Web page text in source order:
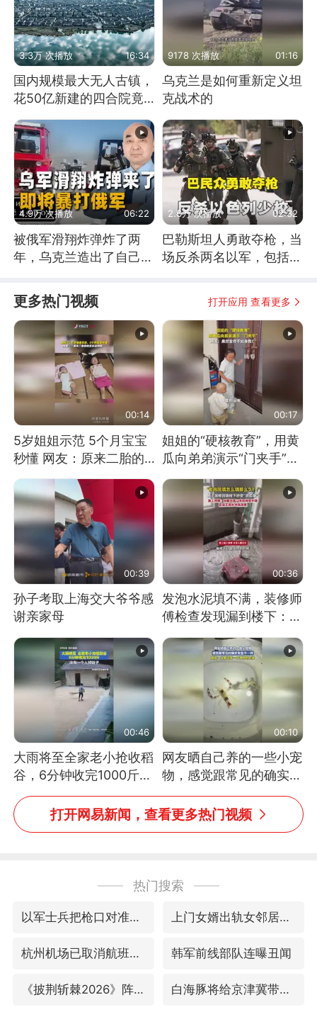
3.3万 次播放 16:34
国内规模最大无人古镇，
花50亿新建的四合院竟
9178 次播放 01:16
乌克兰是如何重新定义坦
克战术的
4.9万 次播放 06:22
被俄军滑翔炸弹炸了两
年，乌克兰造出了自己
2.6万 次播放 02:32
巴勒斯坦人勇敢夺枪，当
场反杀两名以军，包括一
更多热门视频 打开应用 查看更多
00:14
5岁姐姐示范 5个月宝宝
秒懂 网友：原来二胎的
快乐长这样
00:17
姐姐的“硬核教育”，用黄
瓜向弟弟演示“门夹手”，
网友：果然言传不如身
教！
00:39
孙子考取上海交大爷爷感
谢亲家母
00:36
发泡水泥填不满，装修师
傅检查发现漏到楼下：出
风口未延伸到外墙
00:46
大雨将至全家老小抢收稻
谷，6分钟收完1000斤，
没有一个人掉链子
00:10
网友晒自己养的一些小宠
物，感觉跟常见的确实有
些不一样
打开网易新闻，查看更多热门视频
热门搜索
以军士兵把枪口对准中国记者 上门女婿出轨女邻居多年被判重婚罪
杭州机场已取消航班388架次 韩军前线部队连曝丑闻
《披荆斩棘2026》阵容官宣 白海豚将给京津冀带来大暴雨